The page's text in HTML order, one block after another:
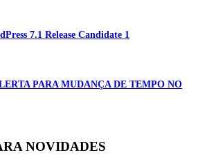
7.1 Release Candidate 1
PARA MUDANÇA DE TEMPO NO
NOVIDADES